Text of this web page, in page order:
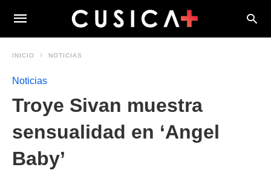
INICIO NOTICIAS
Noticias
Troye Sivan muestra
sensualidad en ‘Angel
Baby’